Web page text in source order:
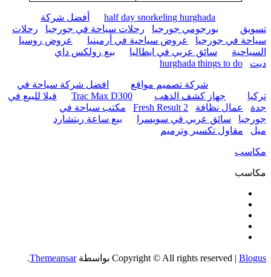
half day snorkeling hurghada
أفضل شركة
تسويق
بورجومي جورجيا رحلات سياحة في جورجيا
رحلات
سياحة في جورجيا
عروض سياحية في أرمينيا
عروض روسيا
السياحية
سائق عربي في ايطاليا
بيع رولكس داي
ديت
hurghada things to do
شركة تصميم مواقع
افضل شركة سياحة في
تركيا
جهاز كشف الذهب Trac Max D300
فيلا للبيع في
جدة
عمال نظافة Fresh Result 2
مكتب سياحة في
جورجيا
سائق عربي في سويسرا
بيع ساعة ريتشارد
ميل
مقاول تكسير وترميم
مكاسب
مكاسب
Copyright © All rights reserved Blogus بواسطةThemeansar
.